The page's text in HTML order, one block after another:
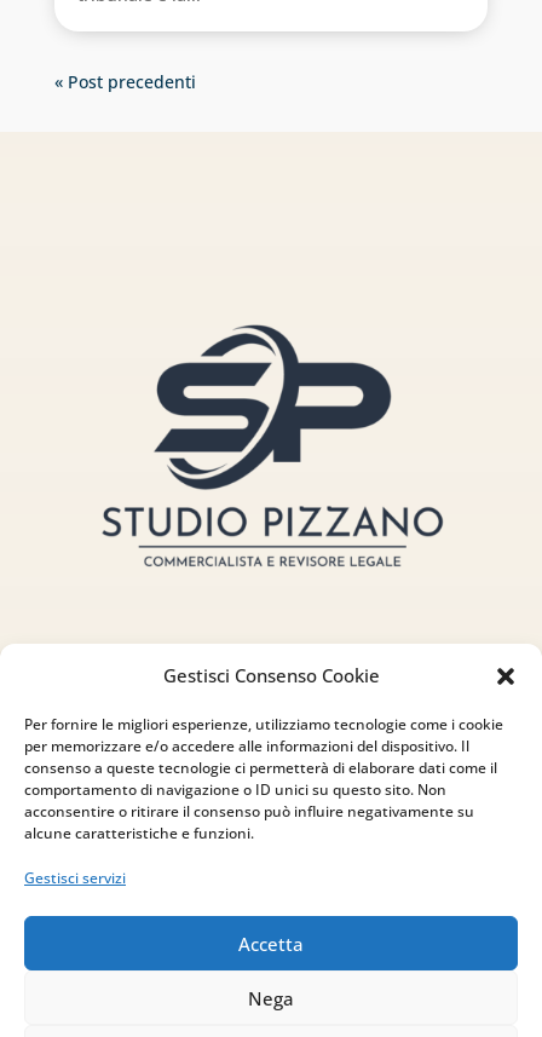
Gestisci Consenso Cookie
Per fornire le migliori esperienze, utilizziamo tecnologie come i cookie
per memorizzare e/o accedere alle informazioni del dispositivo. Il
consenso a queste tecnologie ci permetterà di elaborare dati come il
comportamento di navigazione o ID unici su questo sito. Non
acconsentire o ritirare il consenso può influire negativamente su
alcune caratteristiche e funzioni.
Gestisci servizi
Accetta
Nega
« Post precedenti
Indirizzo
via Sant’Alessio, 5
83030 Venticano (AV)
P.IVA